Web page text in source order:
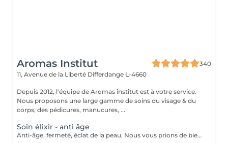
Aromas Institut
340
11, Avenue de la Liberté Differdange L-4660
Depuis 2012, l'équipe de Aromas institut est à votre service.
Nous proposons une large gamme de soins du visage & du
corps, des pédicures, manucures, ...
Soin élixir - anti âge
Anti-âge, fermeté, éclat de la peau. Nous vous prions de bien vouloir respecter votre rendez-vous. En prenant rendez-vous, vous occupez une place, dont une autre personne aurait éventuellement besoin. Tout rendez-vous non annulé 24h en avance, est susceptible d'être facturé. (Si vous ne pouvez pas vous présenter à votre RDV, proposez-le éventuellement à un proche ou à un ami) Toute l'équipe de Aromas Institut vous remercie pour votre respect et votre compréhension.